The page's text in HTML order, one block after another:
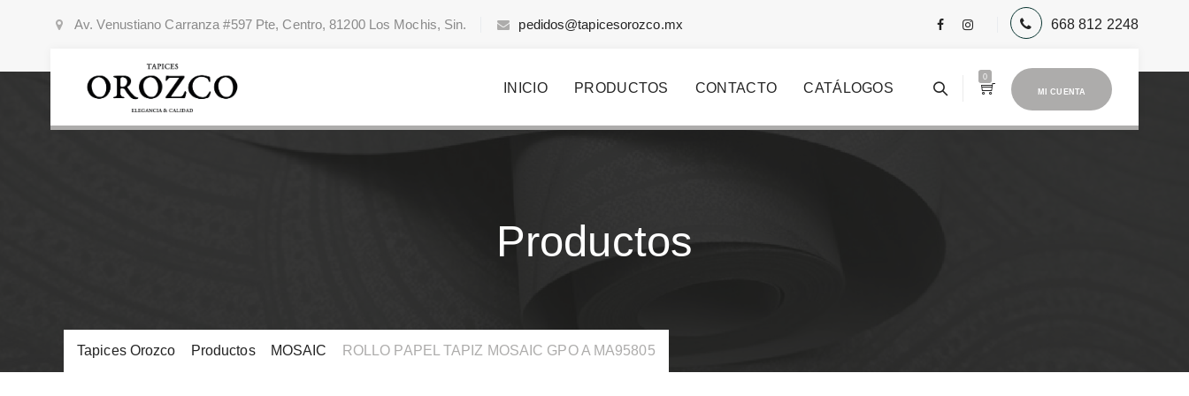
Av. Venustiano Carranza #597 Pte, Centro, 81200 Los Mochis, Sin. pedidos@tapicesorozco.mx 668 812 2248
MI CUENTA
0
INICIO PRODUCTOS CONTACTO CATÁLOGOS
Productos
Tapices Orozco Productos> MOSAIC ROLLO PAPEL TAPIZ MOSAIC GPO A MA95805